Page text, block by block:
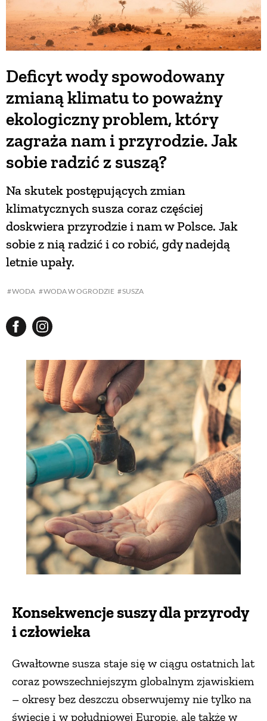
Deficyt wody spowodowany
zmianą klimatu to poważny
ekologiczny problem, który
zagraża nam i przyrodzie. Jak
sobie radzić z suszą?
WODA WODA W OGRODZIE SUSZA
Na skutek postępujących zmian
klimatycznych susza coraz częściej
doskwiera przyrodzie i nam w Polsce. Jak
sobie z nią radzić i co robić, gdy nadejdą
letnie upały.
Konsekwencje suszy dla przyrody
i człowieka
Gwałtowne susza staje się w ciągu ostatnich lat
coraz powszechniejszym globalnym zjawiskiem
– okresy bez deszczu obserwujemy nie tylko na
świecie i w południowej Europie, ale także w